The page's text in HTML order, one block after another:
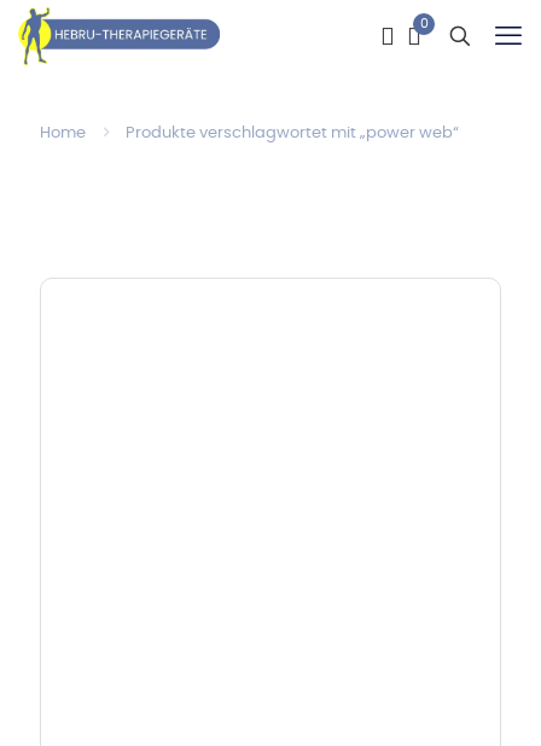
0
Home Produkte verschlagwortet mit „power web“